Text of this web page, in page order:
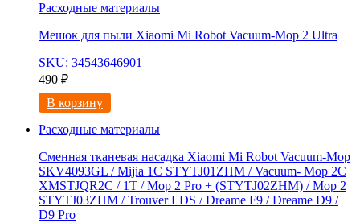
Расходные материалы
Мешок для пыли Xiaomi Mi Robot Vacuum-Mop 2 Ultra
SKU: 34543646901
490 ₽
В корзину
Расходные материалы
Сменная тканевая насадка Xiaomi Mi Robot Vacuum-Mop
SKV4093GL / Mijia 1C STYTJ01ZHM / Vacuum- Mop 2C
XMSTJQR2C / 1T / Mop 2 Pro + (STYTJ02ZHM) / Mop 2
STYTJ03ZHM / Trouver LDS / Dreame F9 / Dreame D9 /
D9 Pro